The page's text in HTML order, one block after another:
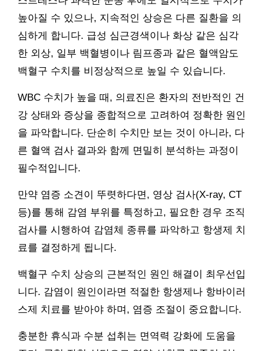
높아질 수 있으나, 지속적인 상승은 다른 질환을 의
심하게 합니다. 급성 심근경색이나 화상 같은 심각
한 외상, 일부 백혈병이나 림프종과 같은 혈액암도
백혈구 수치를 비정상적으로 높일 수 있습니다.
WBC 수치가 높을 때, 의료진은 환자의 전반적인 건
강 상태와 증상을 종합적으로 고려하여 정확한 원인
을 파악합니다. 단순히 수치만 보는 것이 아니라, 다
른 혈액 검사 결과와 함께 면밀히 분석하는 과정이
필수적입니다.
만약 염증 소견이 뚜렷하다면, 영상 검사(X-ray, CT
등)를 통해 감염 부위를 특정하고, 필요한 경우 조직
검사를 시행하여 감염체 종류를 파악하고 항생제 치
료를 결정하게 됩니다.
백혈구 수치 상승의 근본적인 원인 해결이 최우선입
니다. 감염이 원인이라면 적절한 항생제나 항바이러
스제 치료를 받아야 하며, 염증 조절이 중요합니다.
충분한 휴식과 수분 섭취는 면역력 강화에 도움을